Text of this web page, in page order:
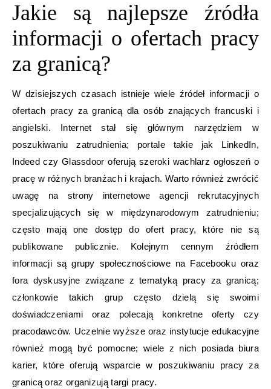
Jakie są najlepsze źródła
informacji o ofertach pracy
za granicą?
W dzisiejszych czasach istnieje wiele źródeł informacji o
ofertach pracy za granicą dla osób znających francuski i
angielski. Internet stał się głównym narzędziem w
poszukiwaniu zatrudnienia; portale takie jak LinkedIn,
Indeed czy Glassdoor oferują szeroki wachlarz ogłoszeń o
pracę w różnych branżach i krajach. Warto również zwrócić
uwagę na strony internetowe agencji rekrutacyjnych
specjalizujących się w międzynarodowym zatrudnieniu;
często mają one dostęp do ofert pracy, które nie są
publikowane publicznie. Kolejnym cennym źródłem
informacji są grupy społecznościowe na Facebooku oraz
fora dyskusyjne związane z tematyką pracy za granicą;
członkowie takich grup często dzielą się swoimi
doświadczeniami oraz polecają konkretne oferty czy
pracodawców. Uczelnie wyższe oraz instytucje edukacyjne
również mogą być pomocne; wiele z nich posiada biura
karier, które oferują wsparcie w poszukiwaniu pracy za
granicą oraz organizują targi pracy.